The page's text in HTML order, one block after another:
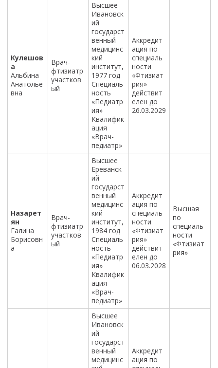
Кулешов
а
Альбина
Анатолье
вна
Врач-
фтизиатр
участков
ый
Высшее
Ивановск
ий
государст
венный
медицинс
кий
институт,
1977 год
Специаль
ность
«Педиатр
ия»
Квалифик
ация
«Врач-
педиатр»
Аккредит
ация по
специаль
ности
«Фтизиат
рия»
действит
елен до
26.03.2029
Назарет
ян
Галина
Борисовн
а
Врач-
фтизиатр
участков
ый
Высшее
Ереванск
ий
государст
венный
медицинс
кий
институт,
1984 год
Специаль
ность
«Педиатр
ия»
Квалифик
ация
«Врач-
педиатр»
Аккредит
ация по
специаль
ности
«Фтизиат
рия»
действит
елен до
06.03.2028
Высшая
по
специаль
ности
«Фтизиат
рия»
Высшее
Ивановск
ий
государст
венный
медицинс
Аккредит
ация по